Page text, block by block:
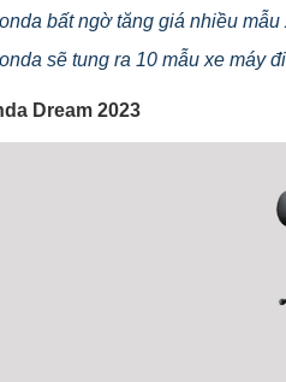
bất ngờ tăng giá nhiều mẫu
sẽ tung ra 10 mẫu xe máy
Dream 2023